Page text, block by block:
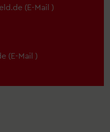
(E-Mail )
(E-Mail )